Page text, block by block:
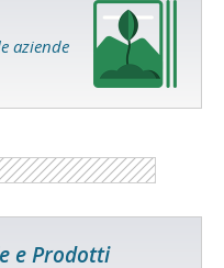
aziende
e Prodotti